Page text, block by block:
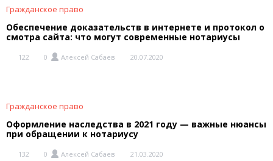
Гражданское право
Обеспечение доказательств в интернете и протокол о
смотра сайта: что могут современные нотариусы
122 0 Алексей Сабаев 20.07.2020
Гражданское право
Оформление наследства в 2021 году — важные нюансы
при обращении к нотариусу
132 0 Алексей Сабаев 21.03.2020